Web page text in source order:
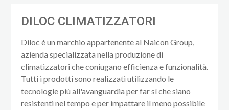
DILOC CLIMATIZZATORI
Diloc è un marchio appartenente al Naicon Group,
azienda specializzata nella produzione di
climatizzatori che coniugano efficienza e funzionalità.
Tutti i prodotti sono realizzati utilizzando le
tecnologie più all'avanguardia per far sì che siano
resistenti nel tempo e per impattare il meno possibile